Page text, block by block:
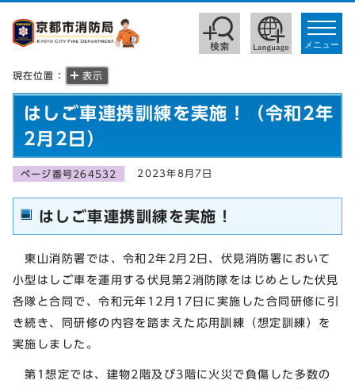
toggle
メニュー
現在位置： 表示
はしご車連携訓練を実施！（令和2年
2月2日）
ページ番号264532 2023年8月7日
はしご車連携訓練を実施！
東山消防署では、令和2年2月2日、伏見消防署において
小型はしご車を運用する伏見第2消防隊をはじめとした伏見
各隊と合同で、令和元年12月17日に実施した合同研修に引
き続き、同研修の内容を踏まえた応用訓練（想定訓練）を
実施しました。
第1想定では、建物2階及び3階に火災で負傷した多数の